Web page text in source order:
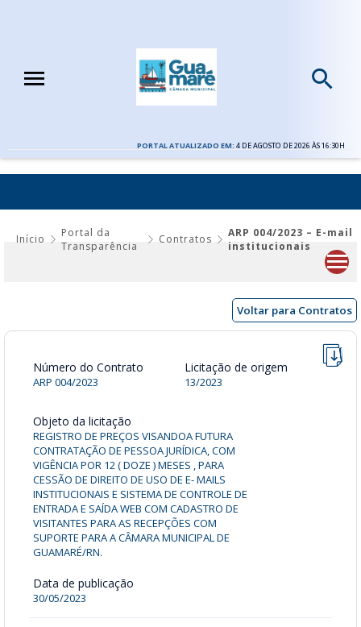
PORTAL ATUALIZADO EM: 4 DE AGOSTO DE 2026 ÀS 16:30H
Início
Portal da
Transparência
Contratos
ARP 004/2023 – E-mail
institucionais
Voltar para Contratos
Número do Contrato
ARP 004/2023
Licitação de origem
13/2023
Objeto da licitação
REGISTRO DE PREÇOS VISANDOA FUTURA
CONTRATAÇÃO DE PESSOA JURÍDICA, COM
VIGÊNCIA POR 12 ( DOZE ) MESES , PARA
CESSÃO DE DIREITO DE USO DE E- MAILS
INSTITUCIONAIS E SISTEMA DE CONTROLE DE
ENTRADA E SAÍDA WEB COM CADASTRO DE
VISITANTES PARA AS RECEPÇÕES COM
SUPORTE PARA A CÂMARA MUNICIPAL DE
GUAMARÉ/RN.
Data de publicação
30/05/2023